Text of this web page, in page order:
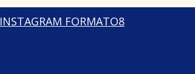
INSTAGRAM FORMATO8